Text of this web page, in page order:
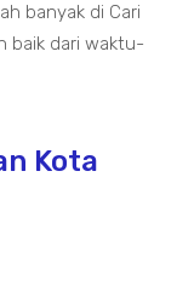
banyak di Cari
baik dari waktu-
Kota